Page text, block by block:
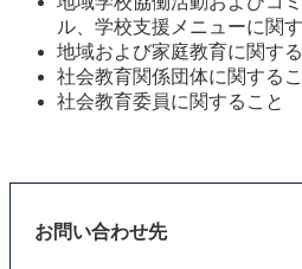
ル、学校支援メニューに関
地域および家庭教育に関す
社会教育関係団体に関する
社会教育委員に関すること
お問い合わせ先